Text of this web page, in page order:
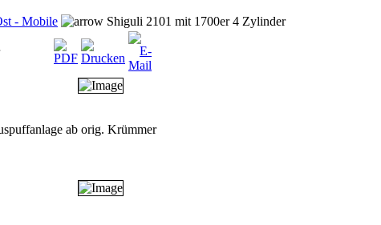
- Mobile Shiguli 2101 mit 1700er 4 Zylinder
ab orig. Krümmer